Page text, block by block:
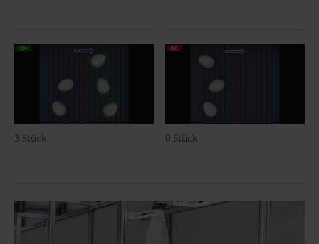
3 Stück 0 Stück